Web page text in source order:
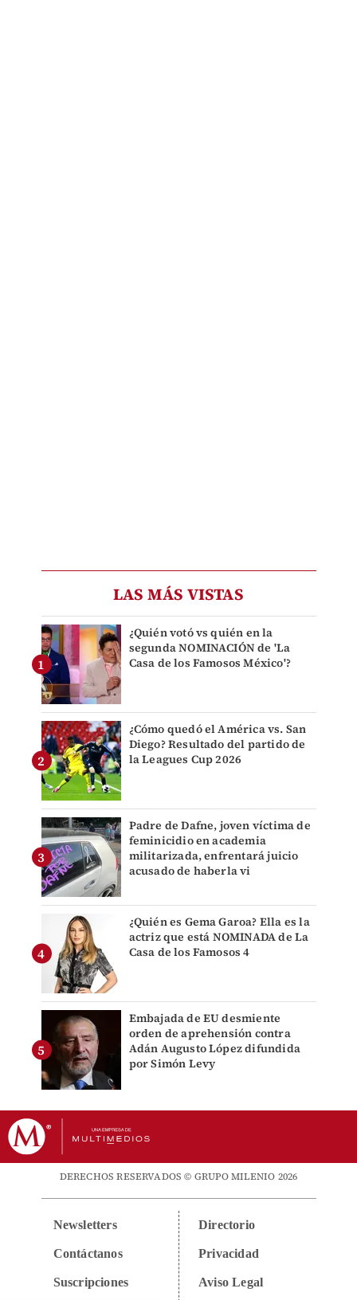
LAS MÁS VISTAS
¿Quién votó vs quién en la
segunda NOMINACIÓN de 'La
Casa de los Famosos México'?
¿Cómo quedó el América vs. San
Diego? Resultado del partido de
la Leagues Cup 2026
Padre de Dafne, joven víctima de
feminicidio en academia
militarizada, enfrentará juicio
acusado de haberla vi
¿Quién es Gema Garoa? Ella es la
actriz que está NOMINADA de La
Casa de los Famosos 4
Embajada de EU desmiente
orden de aprehensión contra
Adán Augusto López difundida
por Simón Levy
DERECHOS RESERVADOS © GRUPO MILENIO 2026
Newsletters
Contáctanos
Suscripciones
Directorio
Privacidad
Aviso Legal